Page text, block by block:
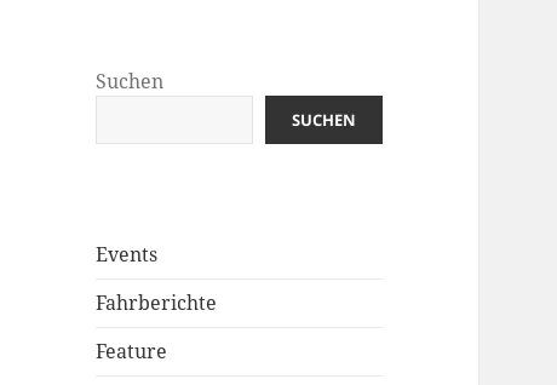
Suchen
SUCHEN
Events
Fahrberichte
Feature